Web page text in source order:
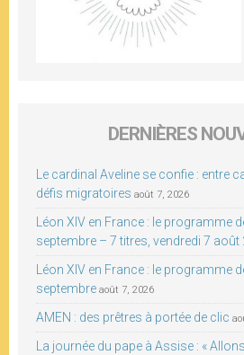
DERNIÈRES
Le cardinal Aveline se confie : entre
défis migratoires août 7, 2026
Léon XIV en France : le programme
septembre – 7 titres, vendredi 7 août
Léon XIV en France : le programme
septembre août 7, 2026
AMEN : des prêtres à portée de clic
La journée du pape à Assise : «